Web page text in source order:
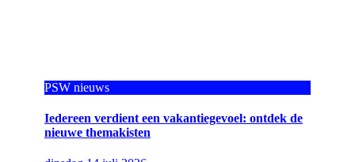
PSW nieuws
Iedereen verdient een vakantiegevoel: ontdek de
nieuwe themakisten